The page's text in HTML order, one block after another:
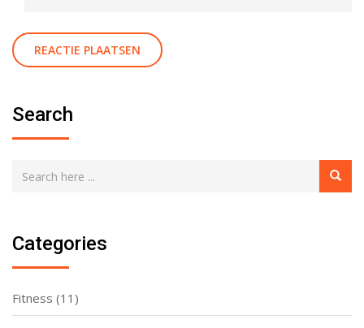
Search
Categories
Fitness (11)